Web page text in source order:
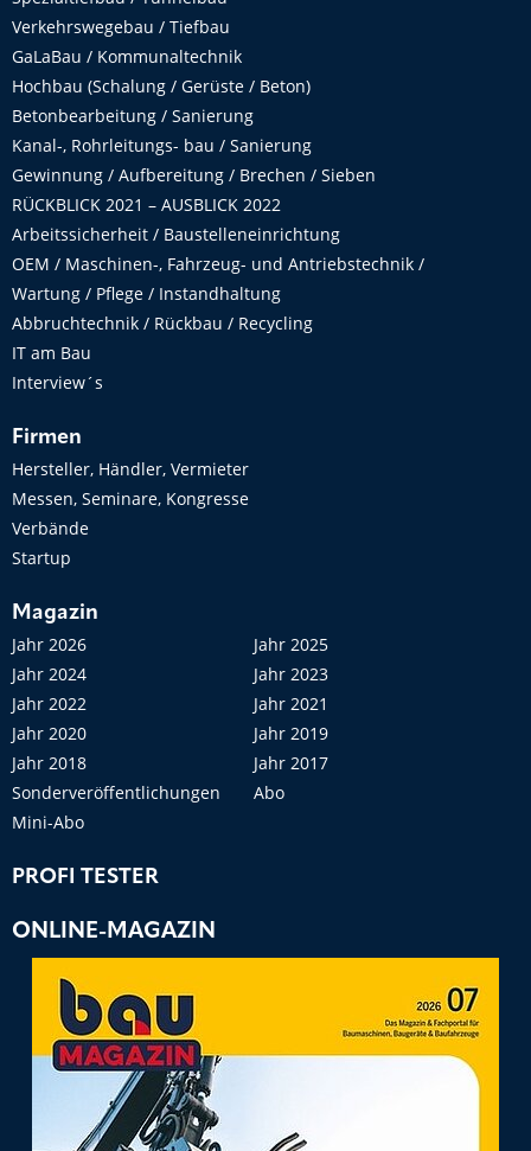
Verkehrswegebau / Tiefbau
GaLaBau / Kommunaltechnik
Hochbau (Schalung / Gerüste / Beton)
Betonbearbeitung / Sanierung
Kanal-, Rohrleitungs- bau / Sanierung
Gewinnung / Aufbereitung / Brechen / Sieben
RÜCKBLICK 2021 – AUSBLICK 2022
Arbeitssicherheit / Baustelleneinrichtung
OEM / Maschinen-, Fahrzeug- und Antriebstechnik /
Wartung / Pflege / Instandhaltung
Abbruchtechnik / Rückbau / Recycling
IT am Bau
Interview´s
Firmen
Hersteller, Händler, Vermieter
Messen, Seminare, Kongresse
Verbände
Startup
Magazin
Jahr 2026
Jahr 2025
Jahr 2024
Jahr 2023
Jahr 2022
Jahr 2021
Jahr 2020
Jahr 2019
Jahr 2018
Jahr 2017
Sonderveröffentlichungen
Abo
Mini-Abo
PROFI TESTER
ONLINE-MAGAZIN